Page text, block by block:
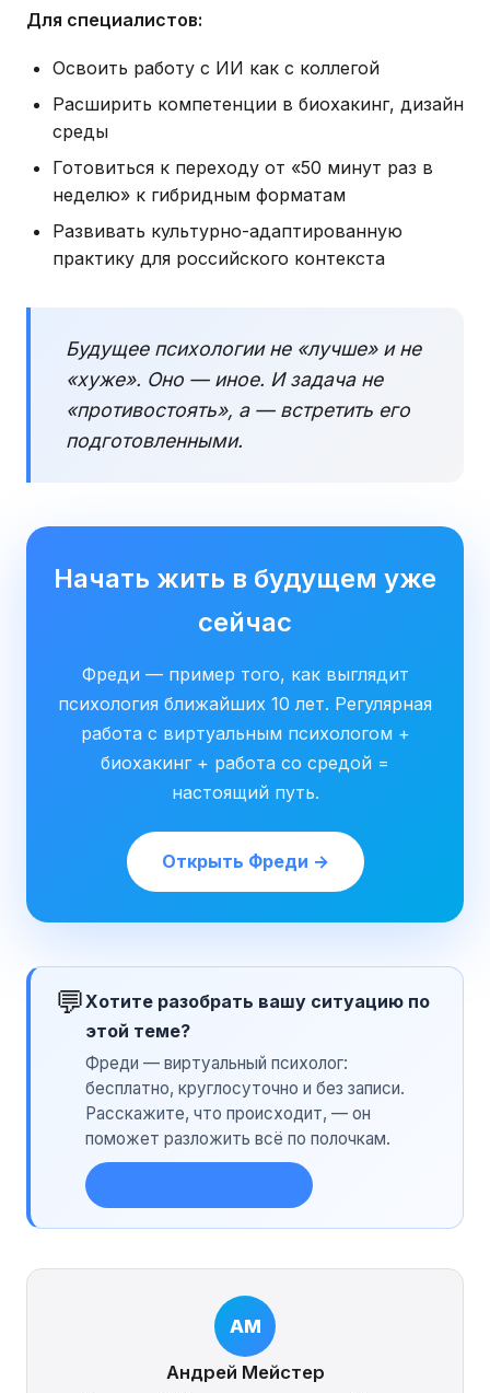
Для специалистов:
Освоить работу с ИИ как с коллегой
Расширить компетенции в биохакинг, дизайн
среды
Готовиться к переходу от «50 минут раз в
неделю» к гибридным форматам
Развивать культурно-адаптированную
практику для российского контекста
Будущее психологии не «лучше» и не
«хуже». Оно — иное. И задача не
«противостоять», а — встретить его
подготовленными.
Начать жить в будущем уже
сейчас
Фреди — пример того, как выглядит
психология ближайших 10 лет. Регулярная
работа с виртуальным психологом +
биохакинг + работа со средой =
настоящий путь.
Открыть Фреди →
💬Хотите разобрать вашу ситуацию по
этой теме?
Фреди — виртуальный психолог:
бесплатно, круглосуточно и без записи.
Расскажите, что происходит, — он
поможет разложить всё по полочкам.
АМ
Андрей Мейстер